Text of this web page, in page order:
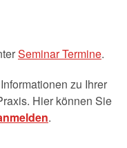
Seminar Termine.
zu Ihrer
Hier können Sie
.